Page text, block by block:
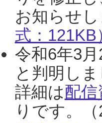
お知らせ
式：121KB
令和6年3
と判明し
詳細は配
りです。（